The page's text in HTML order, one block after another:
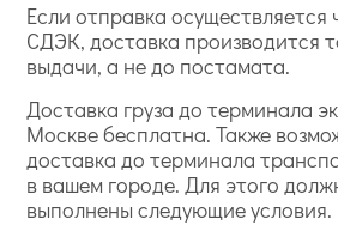
Если отправка осуществляется
СДЭК, доставка производится
выдачи, а не до постамата.
Доставка груза до терминала
Москве бесплатна. Также
доставка до терминала
в вашем городе. Для этого
выполнены следующие условия.